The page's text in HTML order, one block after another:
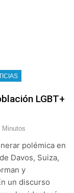
LGBT+
Minutos
polémica en
Davos, Suiza,
y
un discurso